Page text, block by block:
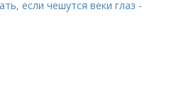
если чешутся веки глаз -